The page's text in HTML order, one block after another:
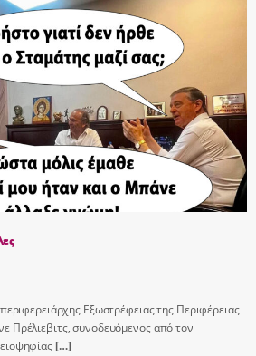
Εξωστρέφειας της Περιφέρειας
Πρέλιεβιτς, συνοδευόμενος από τον
[…]